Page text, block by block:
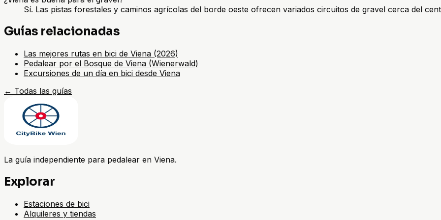
Sí. Las pistas forestales y caminos agrícolas del borde oeste ofrecen variados circuitos de gravel cerca del
Guías relacionadas
Las mejores rutas en bici de Viena (2026)
Pedalear por el Bosque de Viena (Wienerwald)
Excursiones de un día en bici desde Viena
← Todas las guías
La guía independiente para pedalear en Viena.
Explorar
Estaciones de bici
Alquileres y tiendas